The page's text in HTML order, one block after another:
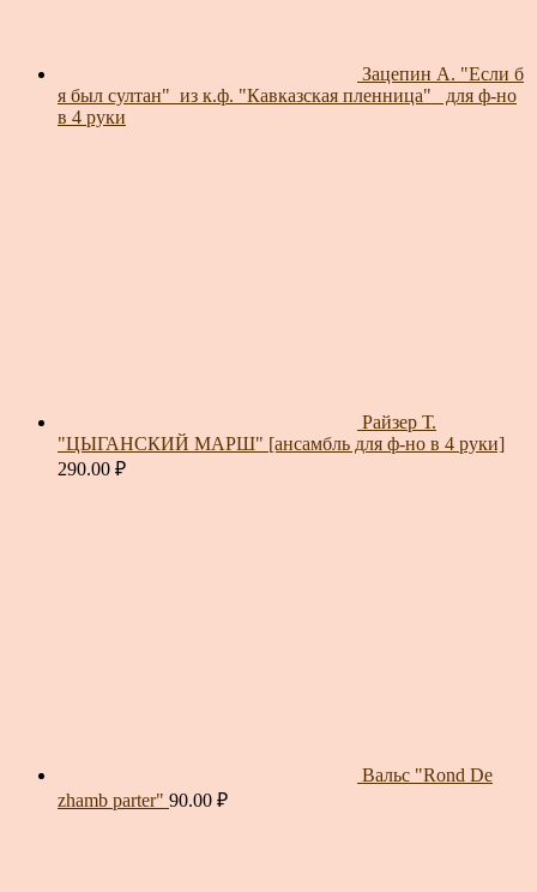
Зацепин А. "Если б
я был султан"_из к.ф. "Кавказская пленница"_ для ф-но
в 4 руки
Райзер Т.
"ЦЫГАНСКИЙ МАРШ" [ансамбль для ф-но в 4 руки]
290.00 ₽
Вальс "Rond De
zhamb parter" 90.00 ₽